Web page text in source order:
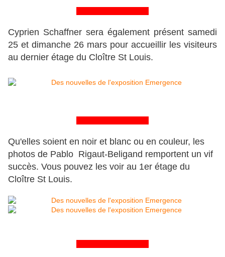
Cyprien Schaffner sera également présent samedi
25 et dimanche 26 mars pour accueillir les visiteurs
au dernier étage du Cloître St Louis.
Qu'elles soient en noir et blanc ou en couleur, les
photos de Pablo Rigaut-Beligand remportent un vif
succès. Vous pouvez les voir au 1er étage du
Cloître St Louis.